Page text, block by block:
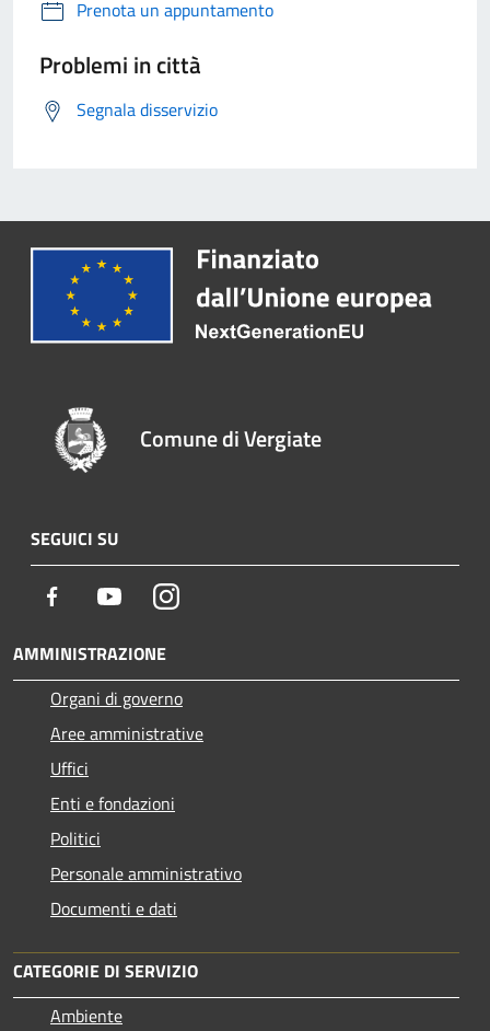
Prenota un appuntamento
Problemi in città
Segnala disservizio
Comune di Vergiate
SEGUICI SU
Facebook YoutubeInstagram
AMMINISTRAZIONE
Organi di governo
Aree amministrative
Uffici
Enti e fondazioni
Politici
Personale amministrativo
Documenti e dati
CATEGORIE DI SERVIZIO
Ambiente